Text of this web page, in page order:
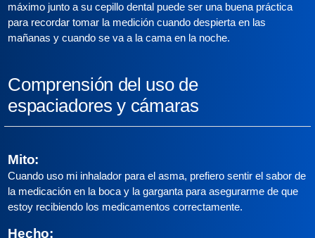
máximo junto a su cepillo dental puede ser una buena práctica
para recordar tomar la medición cuando despierta en las
mañanas y cuando se va a la cama en la noche.
Comprensión del uso de
espaciadores y cámaras
Mito:
Cuando uso mi inhalador para el asma, prefiero sentir el sabor de
la medicación en la boca y la garganta para asegurarme de que
estoy recibiendo los medicamentos correctamente.
Hecho: